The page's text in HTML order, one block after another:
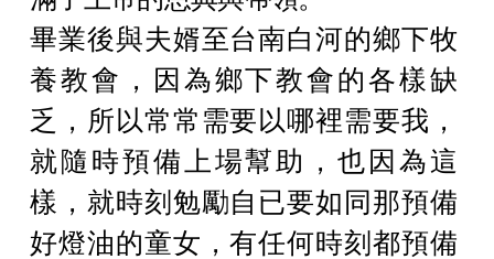
畢業後與夫婿至台南白河的鄉下牧
養教會，因為鄉下教會的各樣缺
乏，所以常常需要以哪裡需要我，
就隨時預備上場幫助，也因為這
樣，就時刻勉勵自已要如同那預備
好燈油的童女，有任何時刻都預備